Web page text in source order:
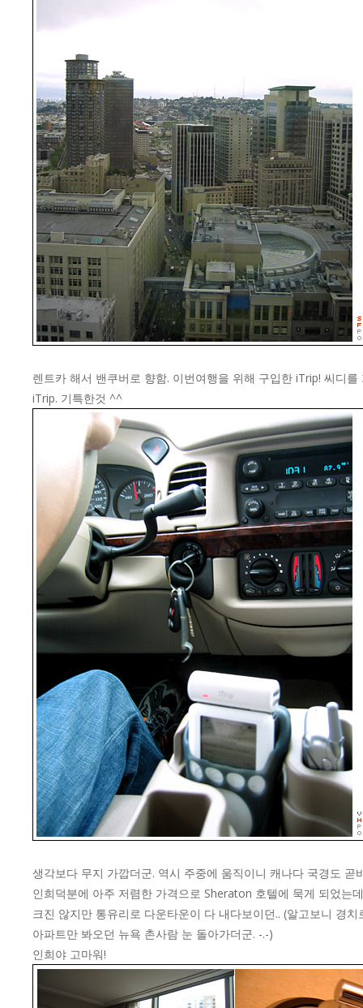
렌트카 해서 밴쿠버로 향함. 이번여행을 위해 구입한 iTrip! 씨디
iTrip. 기특한것 ^^
생각보다 무지 가깝더군. 역시 주중에 움직이니 캐나다 국경도
인희덕분에 아주 저렴한 가격으로 Sheraton 호텔에 묵게 되었는
크진 않지만 통유리로 다운타운이 다 내다보이던.. (알고보니 경
아파트만 봐오던 뉴욕 촌사람 눈 돌아가더군. -.-)
인희야 고마워!